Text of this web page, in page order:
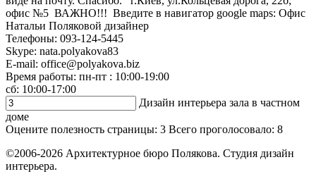
офис №5 ВАЖНО!!! Введите в навигатор google maps: Офис
Натальи Поляковой дизайнер
Телефоны: 093-124-5445
Skype: nata.polyakova83
E-mail: office@polyakova.biz
Время работы: пн-пт : 10:00-19:00
сб: 10:00-17:00
Дизайн интерьера зала в частном
доме
Оцените полезность страницы: 3 Всего проголосовало: 8
©2006-2026 Архитектурное бюро Полякова. Студия дизайн
интерьера.